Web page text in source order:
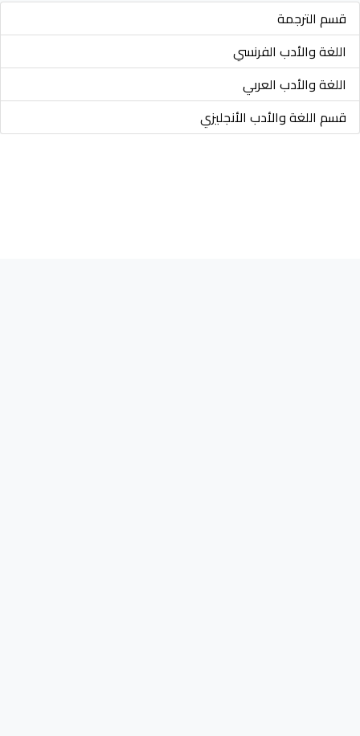
قسم الترجمة
اللغة والأدب الفرنسي
اللغة والأدب العربي
قسم اللغة والأدب الأنجليزي